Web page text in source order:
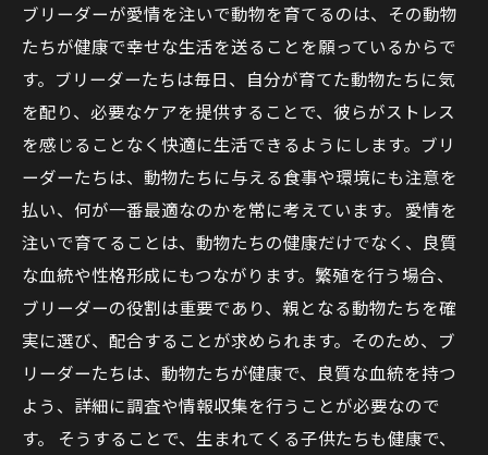
ブリーダーが愛情を注いで動物を育てるのは、その動物
たちが健康で幸せな生活を送ることを願っているからで
す。ブリーダーたちは毎日、自分が育てた動物たちに気
を配り、必要なケアを提供することで、彼らがストレス
を感じることなく快適に生活できるようにします。ブリ
ーダーたちは、動物たちに与える食事や環境にも注意を
払い、何が一番最適なのかを常に考えています。 愛情を
注いで育てることは、動物たちの健康だけでなく、良質
な血統や性格形成にもつながります。繁殖を行う場合、
ブリーダーの役割は重要であり、親となる動物たちを確
実に選び、配合することが求められます。そのため、ブ
リーダーたちは、動物たちが健康で、良質な血統を持つ
よう、詳細に調査や情報収集を行うことが必要なので
す。 そうすることで、生まれてくる子供たちも健康で、